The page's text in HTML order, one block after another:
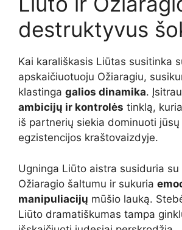
destruktyvus
Kai karališkasis Liūtas susitinka
apskaičiuotuoju Ožiaragiu,
klastinga galios dinamika.
ambicijų ir kontrolės tinklą,
iš partnerių siekia dominuoti
egzistencijos kraštovaizdyje.
Ugninga Liūto aistra susiduria
Ožiaragio šaltumu ir sukuria
manipuliacijų mūšio lauką.
Liūto dramatiškumas tampa